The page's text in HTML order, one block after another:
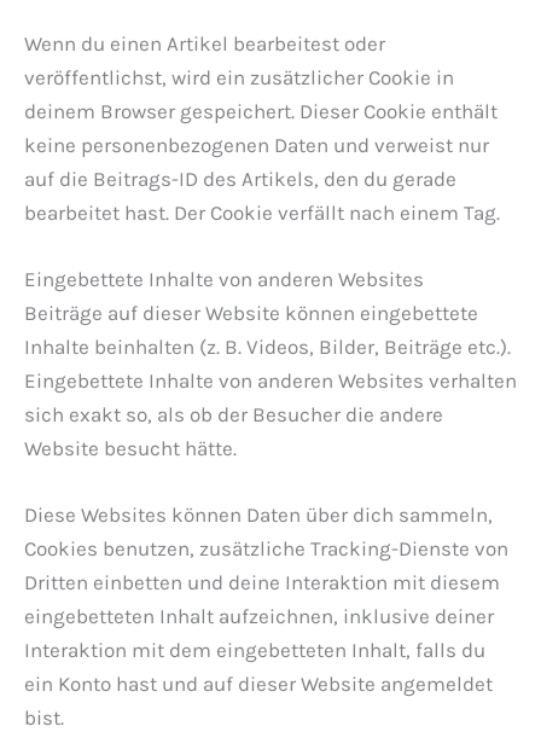
Wenn du einen Artikel bearbeitest oder
veröffentlichst, wird ein zusätzlicher Cookie in
deinem Browser gespeichert. Dieser Cookie enthält
keine personenbezogenen Daten und verweist nur
auf die Beitrags-ID des Artikels, den du gerade
bearbeitet hast. Der Cookie verfällt nach einem Tag.
Eingebettete Inhalte von anderen Websites
Beiträge auf dieser Website können eingebettete
Inhalte beinhalten (z. B. Videos, Bilder, Beiträge etc.).
Eingebettete Inhalte von anderen Websites verhalten
sich exakt so, als ob der Besucher die andere
Website besucht hätte.
Diese Websites können Daten über dich sammeln,
Cookies benutzen, zusätzliche Tracking-Dienste von
Dritten einbetten und deine Interaktion mit diesem
eingebetteten Inhalt aufzeichnen, inklusive deiner
Interaktion mit dem eingebetteten Inhalt, falls du
ein Konto hast und auf dieser Website angemeldet
bist.